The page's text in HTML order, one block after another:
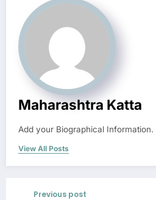
Maharashtra Katta
Add your Biographical Information.
View All Posts
Previous post